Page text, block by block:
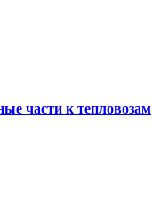
части к тепловозам